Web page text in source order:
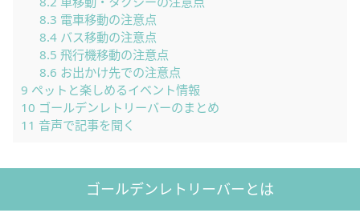
8.3 電車移動の注意点
8.4バス移動の注意点
8.5 飛行機移動の注意点
8.6 お出かけ先での注意点
9 ペットと楽しめるイベント情報
10 ゴールデンレトリーバーのまとめ
11 音声で記事を聞く
ゴールデンレトリーバーとは